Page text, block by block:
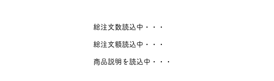
総注文数読込中・・・
総注文額読込中・・・
商品説明を読込中・・・